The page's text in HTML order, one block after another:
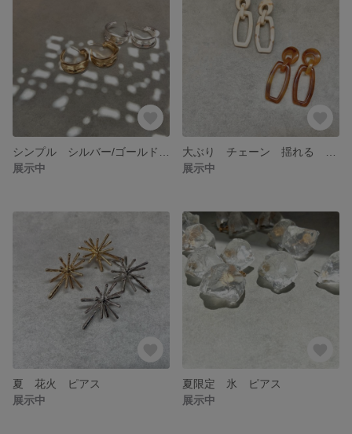
展示中
展示中
夏 花火 ピアス
展示中
夏限定 氷 ピアス
展示中